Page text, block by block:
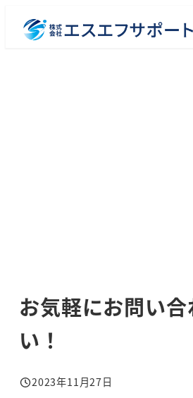
お気軽にお問い
い！
投稿日
2023年11月27日